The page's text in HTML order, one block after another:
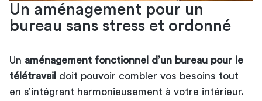
Un aménagement pour un
bureau sans stress et ordonné
Un aménagement fonctionnel d’un bureau pour le
télétravail doit pouvoir combler vos besoins tout
en s’intégrant harmonieusement à votre intérieur.